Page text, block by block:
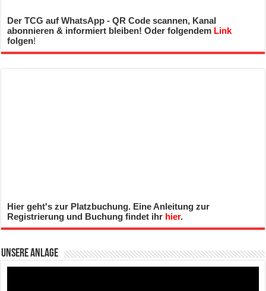
Der TCG auf WhatsApp - QR Code scannen, Kanal
abonnieren & informiert bleiben! Oder folgendem Link
folgen!
Hier geht's zur Platzbuchung. Eine Anleitung zur
Registrierung und Buchung findet ihr hier.
Unsere Anlage